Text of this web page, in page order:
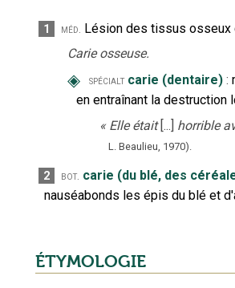
1 méd. Lésion des tissus osseux
Carie osseuse.
◈ spécialt carie (dentaire) :
en entraînant la destruction
« Elle était [...] horrible
L. Beaulieu, 1970).
2 bot. carie (du blé, des
nauséabonds les épis du blé et
ÉTYMOLOGIE